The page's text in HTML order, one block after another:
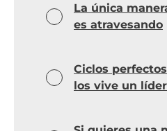
La única
es atravesando
Ciclos
los vive un líder